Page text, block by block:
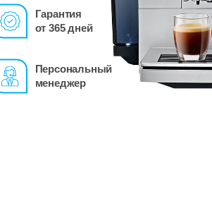
Гарантия
от 365 дней
Персональный
менеджер